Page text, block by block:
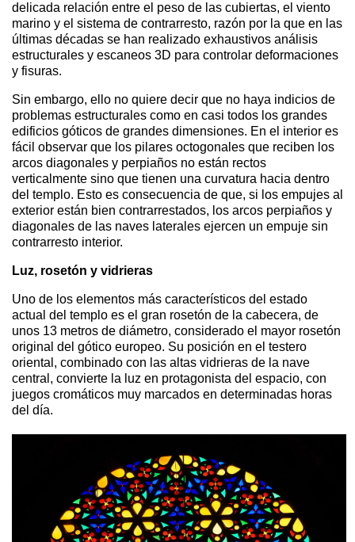
delicada relación entre el peso de las cubiertas, el viento
marino y el sistema de contrarresto, razón por la que en las
últimas décadas se han realizado exhaustivos análisis
estructurales y escaneos 3D para controlar deformaciones
y fisuras.
Sin embargo, ello no quiere decir que no haya indicios de
problemas estructurales como en casi todos los grandes
edificios góticos de grandes dimensiones. En el interior es
fácil observar que los pilares octogonales que reciben los
arcos diagonales y perpiaños no están rectos
verticalmente sino que tienen una curvatura hacia dentro
del templo. Esto es consecuencia de que, si los empujes al
exterior están bien contrarrestados, los arcos perpiaños y
diagonales de las naves laterales ejercen un empuje sin
contrarresto interior.
Luz, rosetón y vidrieras
Uno de los elementos más característicos del estado
actual del templo es el gran rosetón de la cabecera, de
unos 13 metros de diámetro, considerado el mayor rosetón
original del gótico europeo. Su posición en el testero
oriental, combinado con las altas vidrieras de la nave
central, convierte la luz en protagonista del espacio, con
juegos cromáticos muy marcados en determinadas horas
del día.